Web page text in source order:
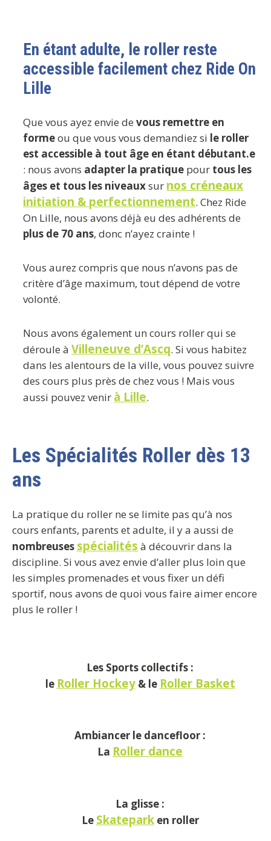
En étant adulte, le roller reste
accessible facilement chez Ride On
Lille
Que vous ayez envie devous remettre en
formeou que vous vous demandiez si le roller
est accessible à tout âge en étant débutant.e
: nous avons adapter la pratique pour tous les
âges et tous les niveauxsur nos créneaux
initiation & perfectionnement. Chez Ride
On Lille, nous avons déjà eu des adhérents de
plus de 70 ans, donc n’ayez crainte !
Vous aurez compris que nous n’avons pas de
critère d’âge maximum, tout dépend de votre
volonté.
Nous avons également un cours roller qui se
déroule àVilleneuve d’Ascq. Si vous habitez
dans les alentours de la ville, vous pouvez suivre
des cours plus près de chez vous ! Mais vous
aussi pouvez venir à Lille.
Les Spécialités Roller dès 13
ans
La pratique du roller ne se limite pas qu’à nos
cours enfants, parents et adulte, il y a aussi de
nombreuses spécialités à découvrir dans la
discipline. Si vous avez envie d’aller plus loin que
les simples promenades et vous fixer un défi
sportif, nous avons de quoi vous faire aimer encore
plus le roller !
Les Sports collectifs :
le Roller Hockey& le Roller Basket
Ambiancer le dancefloor :
La Roller dance
La glisse :
Le Skatepark en roller